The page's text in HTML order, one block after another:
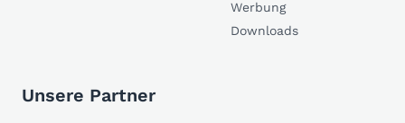
Werbung
Downloads
Unsere Partner